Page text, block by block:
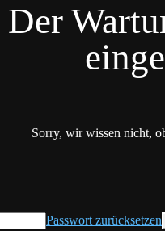
Der
Sorry, wir wissen nicht,
Passwort zurücksetzen